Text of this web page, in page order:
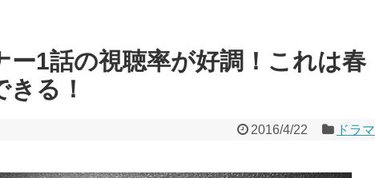
ー1話の視聴率が好調！これは春
きる！
2016/4/22 ドラマ